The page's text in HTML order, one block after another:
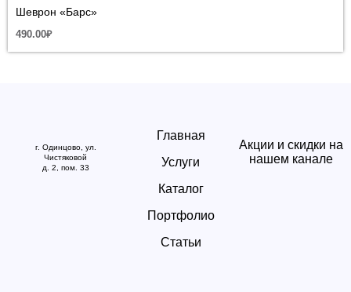
Шеврон «Барс»
490.00₽
г. Одинцово, ул.
Чистяковой
д. 2, пом. 33
Главная
Услуги
Каталог
Портфолио
Статьи
Акции и скидки на
нашем канале